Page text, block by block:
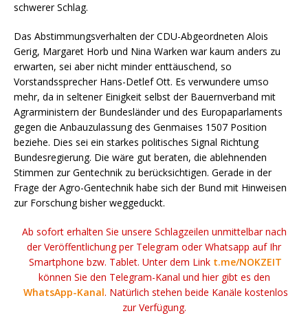
schwerer Schlag.
Das Abstimmungsverhalten der CDU-Abgeordneten Alois
Gerig, Margaret Horb und Nina Warken war kaum anders zu
erwarten, sei aber nicht minder enttäuschend, so
Vorstandssprecher Hans-Detlef Ott. Es verwundere umso
mehr, da in seltener Einigkeit selbst der Bauernverband mit
Agrarministern der Bundesländer und des Europaparlaments
gegen die Anbauzulassung des Genmaises 1507 Position
beziehe. Dies sei ein starkes politisches Signal Richtung
Bundesregierung. Die wäre gut beraten, die ablehnenden
Stimmen zur Gentechnik zu berücksichtigen. Gerade in der
Frage der Agro-Gentechnik habe sich der Bund mit Hinweisen
zur Forschung bisher weggeduckt.
Ab sofort erhalten Sie unsere Schlagzeilen unmittelbar nach
der Veröffentlichung per Telegram oder Whatsapp auf Ihr
Smartphone bzw. Tablet. Unter dem Link t.me/NOKZEIT
können Sie den Telegram-Kanal und hier gibt es den
WhatsApp-Kanal. Natürlich stehen beide Kanäle kostenlos
zur Verfügung.